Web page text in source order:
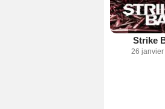
Strike
26 janvier